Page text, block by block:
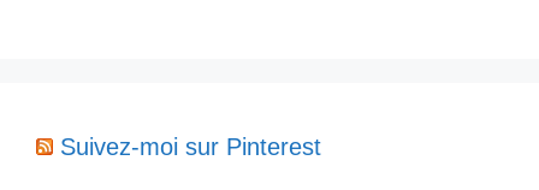
Suivez-moi sur Pinterest